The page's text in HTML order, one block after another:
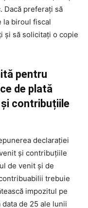
Dacă preferați să
la biroul fiscal
și să solicitați o copie
pentru
de plată
contribuțiile
declarației
și contribuțiile
de venit și de
trebuie
impozitul pe
de 25 ale lunii